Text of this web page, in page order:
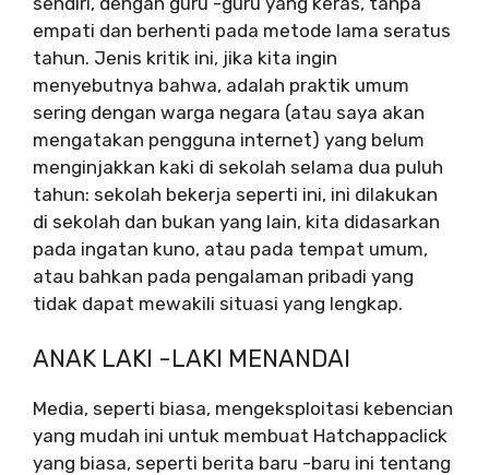
empati dan berhenti pada metode lama seratus
tahun. Jenis kritik ini, jika kita ingin
menyebutnya bahwa, adalah praktik umum
sering dengan warga negara (atau saya akan
mengatakan pengguna internet) yang belum
menginjakkan kaki di sekolah selama dua puluh
tahun: sekolah bekerja seperti ini, ini dilakukan
di sekolah dan bukan yang lain, kita didasarkan
pada ingatan kuno, atau pada tempat umum,
atau bahkan pada pengalaman pribadi yang
tidak dapat mewakili situasi yang lengkap.
ANAK LAKI -LAKI MENANDAI
Media, seperti biasa, mengeksploitasi kebencian
yang mudah ini untuk membuat Hatchappaclick
yang biasa, seperti berita baru -baru ini tentang